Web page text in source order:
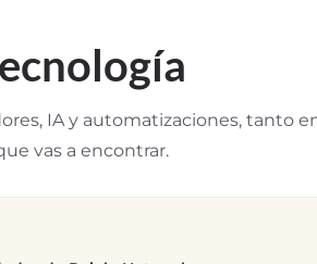
IA y automatizaciones, tanto
vas a encontrar.